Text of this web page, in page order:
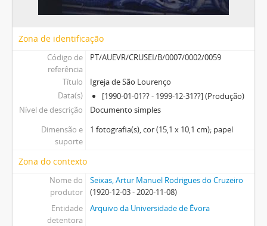
Zona de identificação
Código de
referência
PT/AUEVR/CRUSEI/B/0007/0002/0059
Título
Igreja de São Lourenço
Data(s)
[1990-01-01?? - 1999-12-31??] (Produção)
Nível de descrição
Documento simples
Dimensão e
suporte
1 fotografia(s), cor (15,1 x 10,1 cm); papel
Zona do contexto
Nome do
produtor
Seixas, Artur Manuel Rodrigues do Cruzeiro
(1920-12-03 - 2020-11-08)
Entidade
detentora
Arquivo da Universidade de Évora